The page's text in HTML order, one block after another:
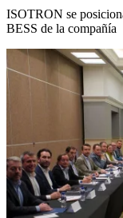
ISOTRON se
BESS de la compañía